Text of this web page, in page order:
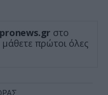
pronews.gr στο
πρώτοι όλες